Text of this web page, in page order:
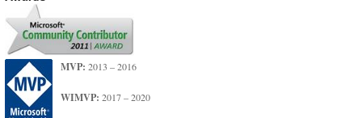
MVP: 2013 – 2016
WIMVP: 2017 – 2020